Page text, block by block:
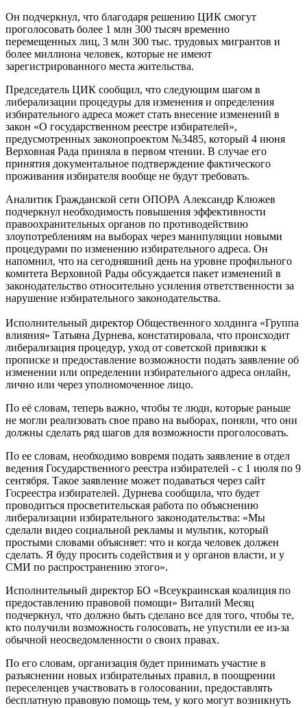
Он подчеркнул, что благодаря решению ЦИК смогут
проголосовать более 1 млн 300 тысяч временно
перемещенных лиц, 3 млн 300 тыс. трудовых мигрантов и
более миллиона человек, которые не имеют
зарегистрированного места жительства.
Председатель ЦИК сообщил, что следующим шагом в
либерализации процедуры для изменения и определения
избирательного адреса может стать внесение изменений в
закон «О государственном реестре избирателей»,
предусмотренных законопроектом №3485, который 4 июня
Верховная Рада приняла в первом чтении. В случае его
принятия документальное подтверждение фактического
проживания избирателя вообще не будут требовать.
Аналитик Гражданской сети ОПОРА Александр Клюжев
подчеркнул необходимость повышения эффективности
правоохранительных органов по противодействию
злоупотреблениям на выборах через манипуляции новыми
процедурами по изменению избирательного адреса. Он
напомнил, что на сегодняшний день на уровне профильного
комитета Верховной Рады обсуждается пакет изменений в
законодательство относительно усиления ответственности за
нарушение избирательного законодательства.
Исполнительный директор Общественного холдинга «Группа
влияния» Татьяна Дурнева, констатировала, что происходит
либерализация процедур, уход от советской привязки к
прописке и предоставление возможности подать заявление об
изменении или определении избирательного адреса онлайн,
лично или через уполномоченное лицо.
По её словам, теперь важно, чтобы те люди, которые раньше
не могли реализовать свое право на выборах, поняли, что они
должны сделать ряд шагов для возможности проголосовать.
По ее словам, необходимо вовремя подать заявление в отдел
ведения Государственного реестра избирателей - с 1 июля по 9
сентября. Такое заявление может подаваться через сайт
Госреестра избирателей. Дурнева сообщила, что будет
проводиться просветительская работа по объяснению
либерализации избирательного законодательства: «Мы
сделали видео социальной рекламы и мультик, который
простыми словами объясняет: что и когда человек должен
сделать. Я буду просить содействия и у органов власти, и у
СМИ по распространению этого».
Исполнительный директор БО «Всеукраинская коалиция по
предоставлению правовой помощи» Виталий Месяц
подчеркнул, что должно быть сделано все для того, чтобы те,
кто получили возможность голосовать, не упустили ее из-за
обычной неосведомленности о своих правах.
По его словам, организация будет принимать участие в
разъяснении новых избирательных правил, в поощрении
переселенцев участвовать в голосовании, предоставлять
бесплатную правовую помощь тем, у кого могут возникнуть